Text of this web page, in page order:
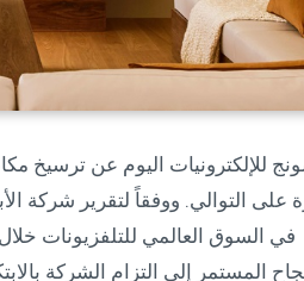
للإلكترونيات اليوم عن ترسيخ
المستمر إلى التزام الشركة